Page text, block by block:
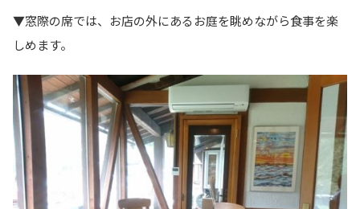
▼窓際の席では、お店の外にあるお庭を眺めながら食事を楽
しめます。